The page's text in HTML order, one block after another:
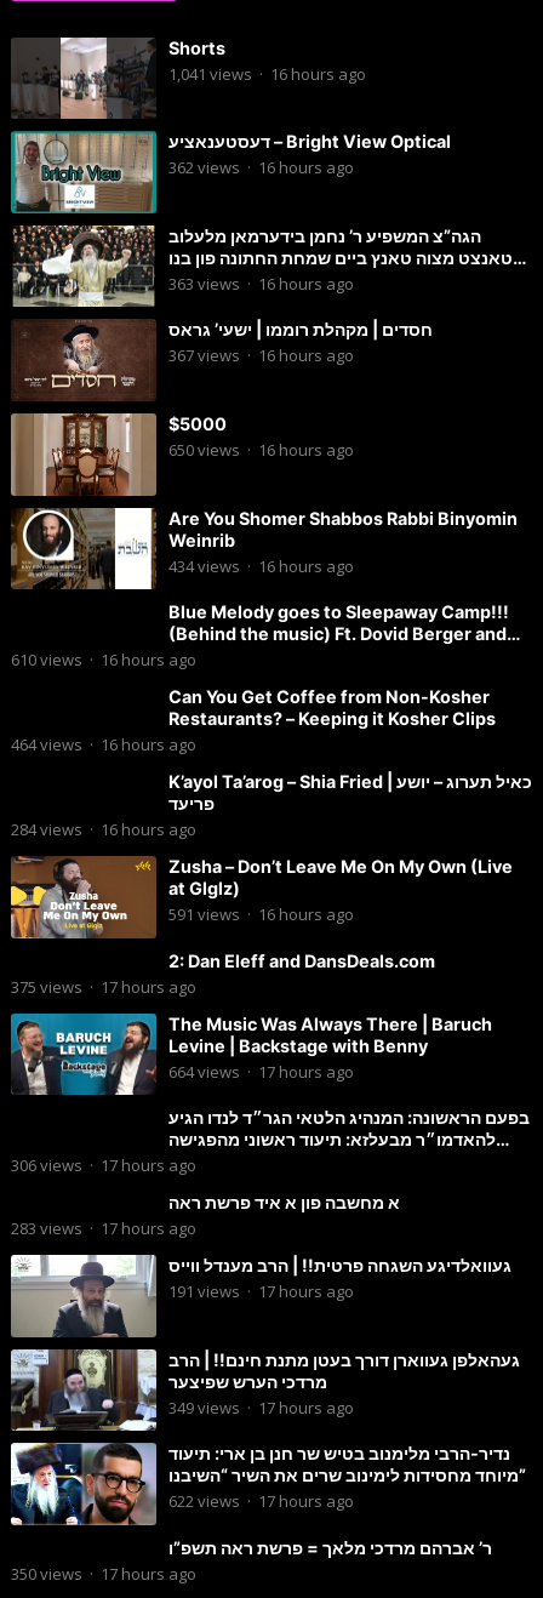
Shorts
1,041 views · 16 hours ago
דעסטענאציע – Bright View Optical
362views · 16 hours ago
הגה”צ המשפיע ר’ נחמן בידערמאן מלעלוב
טאנצט מצוה טאנץ ביים שמחת החתונה פון בנו
החתן
363 views · 16 hours ago
חסדים | מקהלת רוממו | ישעי’ גראס
367views · 16 hours ago
$5000
650views · 16 hours ago
Are You Shomer Shabbos Rabbi Binyomin
Weinrib
434views · 16 hours ago
Blue Melody goes to Sleepaway Camp!!!
(Behind the music) Ft. Dovid Berger and
Chaim Brown
610views · 16 hours ago
Can You Get Coffee from Non-Kosher
Restaurants? – Keeping it Kosher Clips
464views · 16 hours ago
K’ayol Ta’arog – Shia Fried | כאיל תערוג – יושע
פריעד
284views · 16 hours ago
Zusha – Don’t Leave Me On My Own (Live
at Glglz)
591 views · 16 hours ago
2: Dan Eleff and DansDeals.com
375 views · 17 hours ago
The Music Was Always There | Baruch
Levine | Backstage with Benny
664views · 17 hours ago
בפעם הראשונה: המנהיג הלטאי הגר״ד לנדו הגיע
להאדמו״ר מבעלזא: תיעוד ראשוני מהפגישה
הנדירה
306views · 17 hours ago
א מחשבה פון א איד פרשת ראה
283 views · 17 hours ago
געוואלדיגע השגחה פרטית!! | הרב מענדל ווייס
191 views · 17 hours ago
געהאלפן געווארן דורך בעטן מתנת חינם!! | הרב
מרדכי הערש שפיצער
349views · 17 hours ago
נדיר-הרבי מלימנוב בטיש שר חנן בן ארי: תיעוד
מיוחד מחסידות לימינוב שרים את השיר “השיבנו”
622views · 17 hours ago
ר’ אברהם מרדכי מלאך = פרשת ראה תשפ”ו
350views · 17 hours ago